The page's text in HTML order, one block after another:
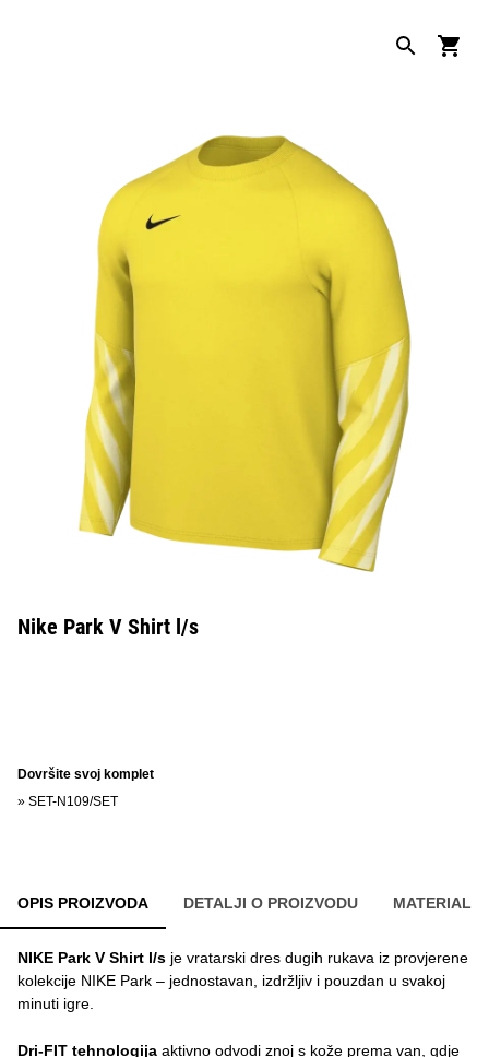
Nike Park V Shirt l/s
Dovršite svoj komplet
» SET-N109/SET
OPIS PROIZVODA DETALJI O PROIZVODU MATERIAL
NIKE Park V Shirt l/s je vratarski dres dugih rukava iz provjerene
kolekcije NIKE Park – jednostavan, izdržljiv i pouzdan u svakoj
minuti igre.
Dri-FIT tehnologija aktivno odvodi znoj s kože prema van, gdje